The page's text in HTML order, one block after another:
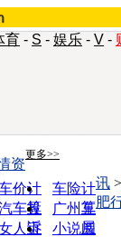
育 - S - 娱乐 - V -
更多>>
价计
算
车险计
算
车投
诉
广州车
展
人宝
小说阅
资
讯
肥